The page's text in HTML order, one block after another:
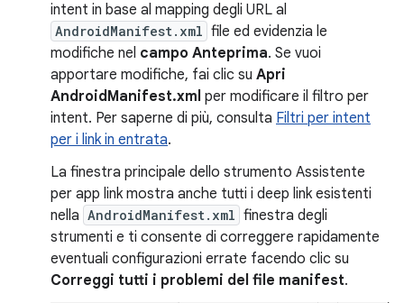
intent in base al mapping degli URL al
AndroidManifest.xml file ed evidenzia le
modifiche nel campo Anteprima. Se vuoi
apportare modifiche, fai clic su Apri
AndroidManifest.xml per modificare il filtro per
intent. Per saperne di più, consulta Filtri per intent
per i link in entrata.
La finestra principale dello strumento Assistente
per app link mostra anche tutti i deep link esistenti
nella AndroidManifest.xml finestra degli
strumenti e ti consente di correggere rapidamente
eventuali configurazioni errate facendo clic su
Correggi tutti i problemi del file manifest.